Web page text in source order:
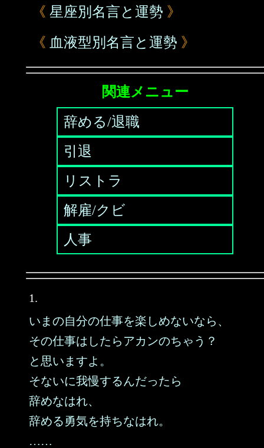
《 星座別名言と運勢 》
《 血液型別名言と運勢 》
関連メニュー
辞める/退職
引退
リストラ
解雇/クビ
人事
1.
いまの自分の仕事を楽しめないなら、
その仕事はしたらアカンのちゃう？
と思いますよ。
そないに我慢するんだったら
辞めなはれ、
辞める勇気を持ちなはれ。
……